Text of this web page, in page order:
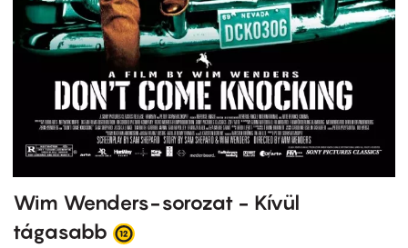
Wim Wenders-sorozat - Kívül
tágasabb